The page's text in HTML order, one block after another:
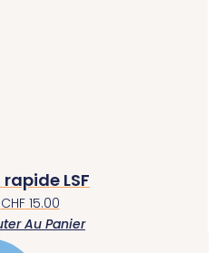
LSF
CHF15.00
Au Panier